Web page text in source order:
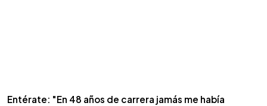
Entérate: "En 48 años de carrera jamás me había